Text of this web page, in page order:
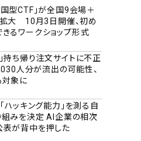
型CTF」が全国9会場＋
拡大 10月3日開催、初め
るワークショップ形式
持ち帰り注文サイトに不正
人分が流出の可能性、
対象に
ハッキング能力」を測る自
組みを決定 AI企業の相次
表が背中を押した